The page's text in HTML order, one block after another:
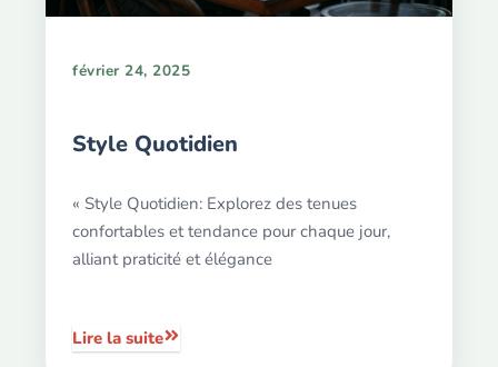
février 24, 2025
Style Quotidien
« Style Quotidien: Explorez des tenues
confortables et tendance pour chaque jour,
alliant praticité et élégance
Lire la suite